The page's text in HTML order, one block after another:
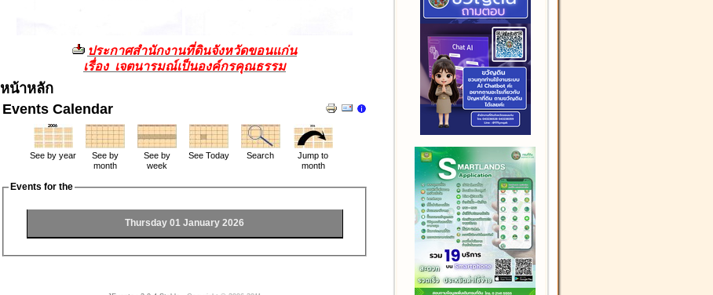
ประกาศสำนักงานที่ดินจังหวัดขอนแก่น
เรื่อง เจตนารมณ์เป็นองค์กรคุณธรรม
หน้าหลัก
Events Calendar
See by year
See by
month
See by
week
See Today Search
Jump to
month
Events for the
Thursday 01 January 2026